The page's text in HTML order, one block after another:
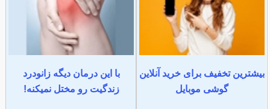
بیشترین تخفیف برای خرید آنلاین
گوشی موبایل
با این درمان دیگه زانودرد
زندگیت رو مختل نمیکنه!